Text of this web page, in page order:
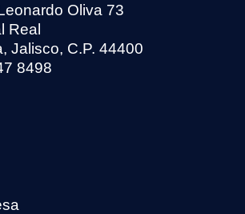
Oliva 73
Real
Jalisco, C.P. 44400
8498